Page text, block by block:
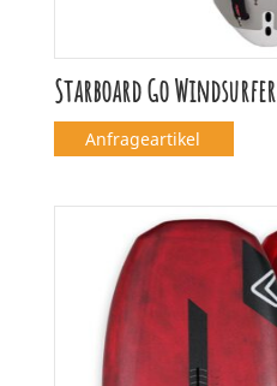
Starboard Go Windsurfer
Anfrageartikel